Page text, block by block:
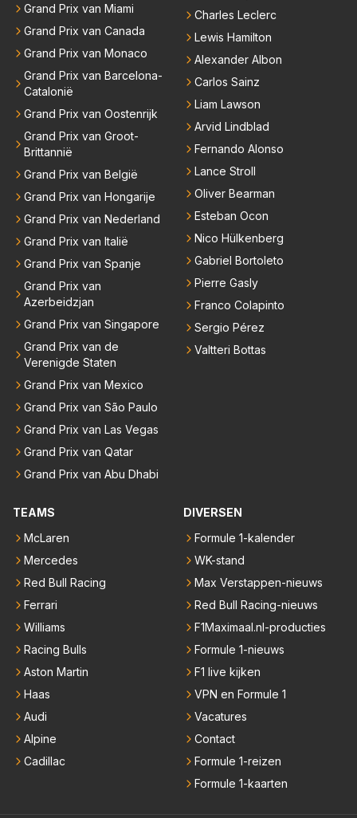
Grand Prix van Miami
Grand Prix van Canada
Grand Prix van Monaco
Grand Prix van Barcelona-
Catalonië
Grand Prix van Oostenrijk
Grand Prix van Groot-
Brittannië
Grand Prix van België
Grand Prix van Hongarije
Grand Prix van Nederland
Grand Prix van Italië
Grand Prix van Spanje
Grand Prix van
Azerbeidzjan
Grand Prix van Singapore
Grand Prix van de
Verenigde Staten
Grand Prix van Mexico
Grand Prix van São Paulo
Grand Prix van Las Vegas
Grand Prix van Qatar
Grand Prix van Abu Dhabi
Charles Leclerc
Lewis Hamilton
Alexander Albon
Carlos Sainz
Liam Lawson
Arvid Lindblad
Fernando Alonso
Lance Stroll
Oliver Bearman
Esteban Ocon
Nico Hülkenberg
Gabriel Bortoleto
Pierre Gasly
Franco Colapinto
Sergio Pérez
Valtteri Bottas
TEAMS
McLaren
Mercedes
Red Bull Racing
Ferrari
Williams
Racing Bulls
Aston Martin
Haas
Audi
Alpine
Cadillac
DIVERSEN
Formule 1-kalender
WK-stand
Max Verstappen-nieuws
Red Bull Racing-nieuws
F1Maximaal.nl-producties
Formule 1-nieuws
F1 live kijken
VPN en Formule 1
Vacatures
Contact
Formule 1-reizen
Formule 1-kaarten